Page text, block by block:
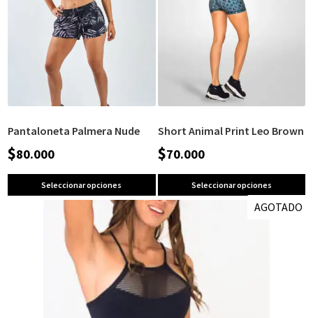
Pantaloneta Palmera Nude
$80.000
Seleccionar opciones
Short Animal Print Leo Brown
$70.000
Seleccionar opciones
AGOTADO